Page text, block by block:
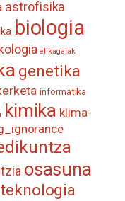
astrofisika
biologia
elikagaiak
genetika
informatika
kimika klima-
osasuna
teknologia